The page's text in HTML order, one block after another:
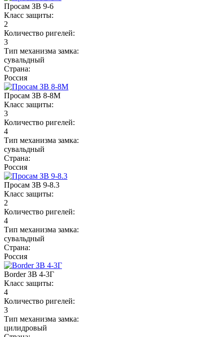
Просам ЗВ 9-6
Класс защиты:
2
Количество ригелей:
3
Тип механизма замка:
сувальдный
Страна:
Россия
Просам ЗВ 8-8М
Класс защиты:
3
Количество ригелей:
4
Тип механизма замка:
сувальдный
Страна:
Россия
Просам ЗВ 9-8.3
Класс защиты:
2
Количество ригелей:
4
Тип механизма замка:
сувальдный
Страна:
Россия
Border ЗВ 4-3Г
Класс защиты:
4
Количество ригелей:
3
Тип механизма замка:
цилидровый